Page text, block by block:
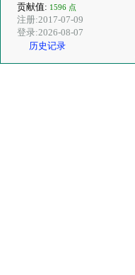
贡献值: 1596 点
注册:2017-07-09
登录:2026-08-07
历史记录